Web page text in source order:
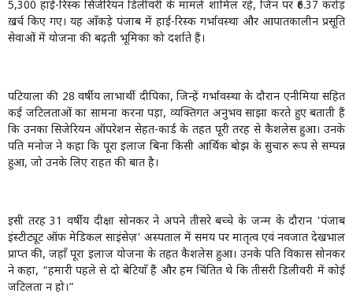
5,300 हाई-रिस्क सिजेरियन डिलीवरी के मामले शामिल रहे, जिन पर ₹6.37 करोड़
ख़र्च किए गए। यह आँकड़े पंजाब में हाई-रिस्क गर्भावस्था और आपातकालीन प्रसूति
सेवाओं में योजना की बढ़ती भूमिका को दर्शाते हैं।
पटियाला की 28 वर्षीय लाभार्थी दीपिका, जिन्हें गर्भावस्था के दौरान एनीमिया सहित
कई जटिलताओं का सामना करना पड़ा, व्यक्तिगत अनुभव साझा करते हुए बताती हैं
कि उनका सिजेरियन ऑपरेशन सेहत-कार्ड के तहत पूरी तरह से कैशलेस हुआ। उनके
पति मनोज ने कहा कि पूरा इलाज बिना किसी आर्थिक बोझ के सुचारु रूप से सम्पन्न
हुआ, जो उनके लिए राहत की बात है।
इसी तरह 31 वर्षीय दीक्षा सोनकर ने अपने तीसरे बच्चे के जन्म के दौरान 'पंजाब
इंस्टीट्यूट ऑफ मेडिकल साइंसेज़' अस्पताल में समय पर मातृत्व एवं नवजात देखभाल
प्राप्त की, जहाँ पूरा इलाज योजना के तहत कैशलेस हुआ। उनके पति विकास सोनकर
ने कहा, “हमारी पहले से दो बेटियाँ हैं और हम चिंतित थे कि तीसरी डिलीवरी में कोई
जटिलता न हो।”